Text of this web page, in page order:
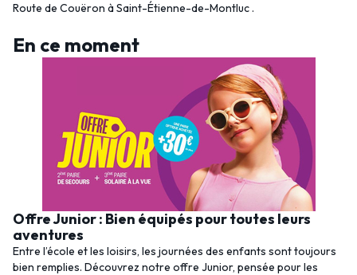
Route de Couëron à Saint-Étienne-de-Montluc .
En ce moment
Offre Junior : Bien équipés pour toutes leurs
aventures
Entre l’école et les loisirs, les journées des enfants sont toujours
bien remplies. Découvrez notre offre Junior, pensée pour les